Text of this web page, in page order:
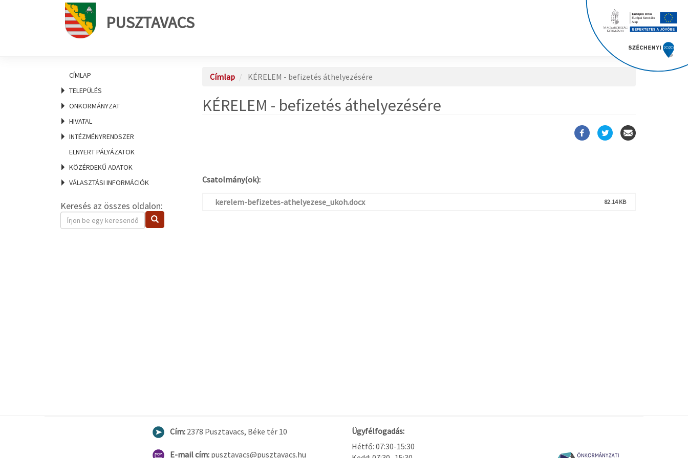
PUSZTAVACS
CÍMLAP
TELEPÜLÉS
ÖNKORMÁNYZAT
HIVATAL
INTÉZMÉNYRENDSZER
ELNYERT PÁLYÁZATOK
KÖZÉRDEKŰ ADATOK
VÁLASZTÁSI INFORMÁCIÓK
Keresés az összes oldalon:
Keresendő
kifejezés
Keresés
Címlap KÉRELEM - befizetés áthelyezésére
KÉRELEM - befizetés áthelyezésére
Csatolmány(ok):
kerelem-befizetes-athelyezese_ukoh.docx 82.14 KB
Cím: 2378 Pusztavacs, Béke tér 10
E-mail cím: pusztavacs@pusztavacs.hu
Ügyfélfogadás:
Hétfő: 07:30-15:30